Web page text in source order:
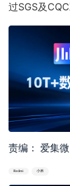
过SGS及
责编： 爱集微
Redmi 小米